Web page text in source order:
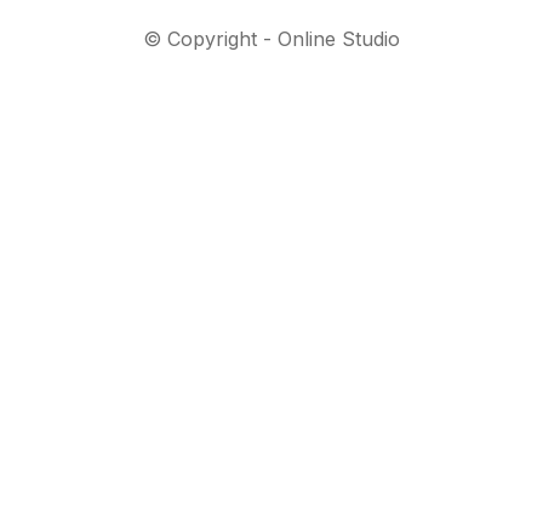
© Copyright - Online Studio